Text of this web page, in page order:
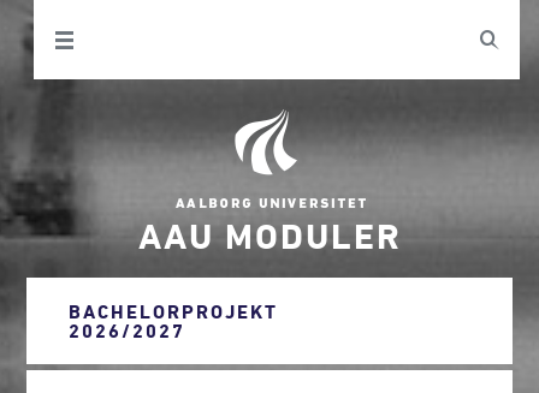
AAU MODULER
BACHELORPROJEKT
2026/2027